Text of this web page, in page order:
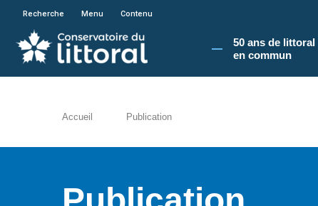
En poursuivant votre navigation sur le site
Recherche Menu Contenu
50 ans de littoral
en commun​
Accueil Publication